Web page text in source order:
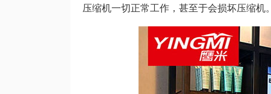
压缩机一切正常工作，甚至于会损坏压缩机。